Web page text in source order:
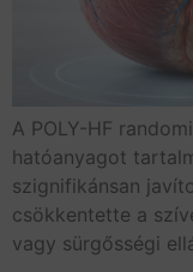
A POLY-HF
hatóanyagot
szignifikánsan
csökkentette a
vagy sürgősségi